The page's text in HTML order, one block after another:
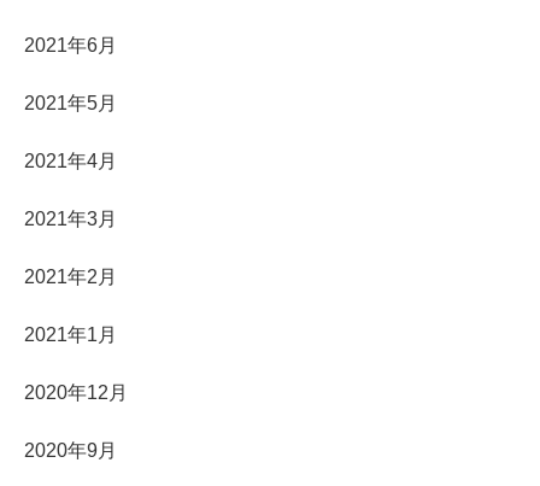
2021年6月
2021年5月
2021年4月
2021年3月
2021年2月
2021年1月
2020年12月
2020年9月